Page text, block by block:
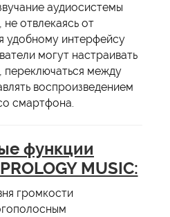
аудиосистемы
отвлекаясь от
удобному интерфейсу
могут настраивать
переключаться между
воспроизведением
смартфона.
функции
MUSIC:
громкости